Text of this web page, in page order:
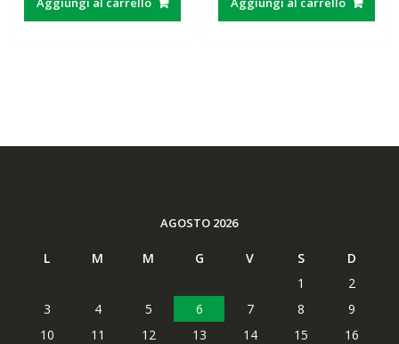
era:
è:
era:
è:
AGOSTO 2026
L M M G V S
D
1
2
3
4 5 6 7 8
9
10
11 12 13 14 15
16